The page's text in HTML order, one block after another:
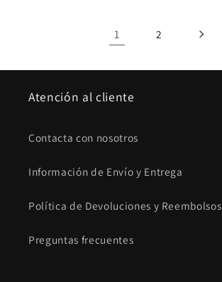
1 2
Atención al cliente
Contacta con nosotros
Información de Envío y Entrega
Política de Devoluciones y Reembolsos
Preguntas frecuentes